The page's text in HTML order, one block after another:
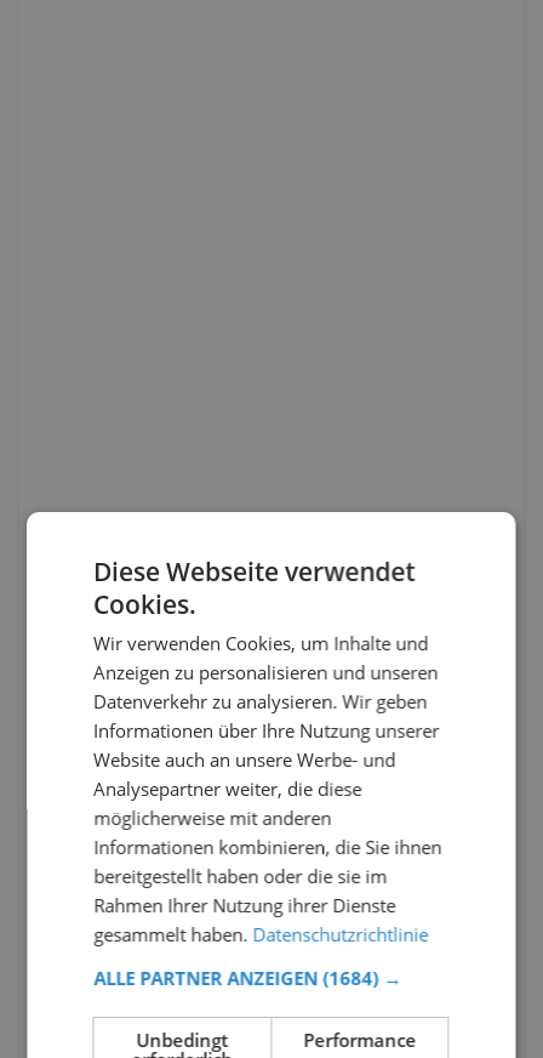
Diese Webseite verwendet
Cookies.
Wir verwenden Cookies, um Inhalte und
Anzeigen zu personalisieren und unseren
Datenverkehr zu analysieren. Wir geben
Informationen über Ihre Nutzung unserer
Website auch an unsere Werbe- und
Analysepartner weiter, die diese
möglicherweise mit anderen
Informationen kombinieren, die Sie ihnen
bereitgestellt haben oder die sie im
Rahmen Ihrer Nutzung ihrer Dienste
gesammelt haben. Datenschutzrichtlinie
ALLE PARTNER ANZEIGEN (1684) →
Unbedingt
Performance